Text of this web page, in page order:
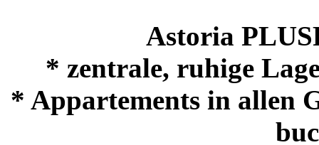
Astoria
* zentrale, ruhige
* Appartements in allen